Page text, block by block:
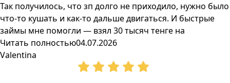
Так получилось, что зп долго не приходило, нужно было
что-то кушать и как-то дальше двигаться. И быстрые
займы мне помогли — взял 30 тысяч тенге на
Читать полностью04.07.2026
Valentina